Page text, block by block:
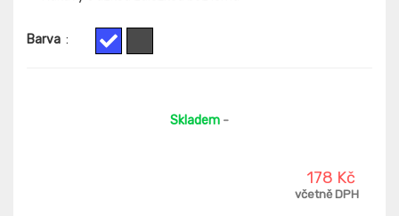
Barva :
Skladem -
178 Kč
včetně DPH